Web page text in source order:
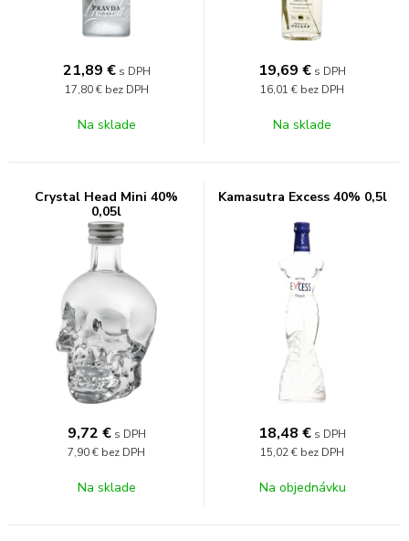
21,89 € s DPH
17,80 € bez DPH
Na sklade
19,69 € s DPH
16,01 € bez DPH
Na sklade
Crystal Head Mini 40%
0,05l
9,72 € s DPH
7,90 € bez DPH
Na sklade
Kamasutra Excess 40% 0,5l
18,48 € s DPH
15,02 € bez DPH
Na objednávku